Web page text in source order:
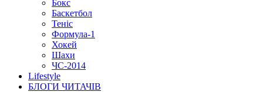
Бокс
Баскетбол
Теніс
Формула-1
Хокей
Шахи
ЧС-2014
Lifestyle
БЛОГИ ЧИТАЧІВ